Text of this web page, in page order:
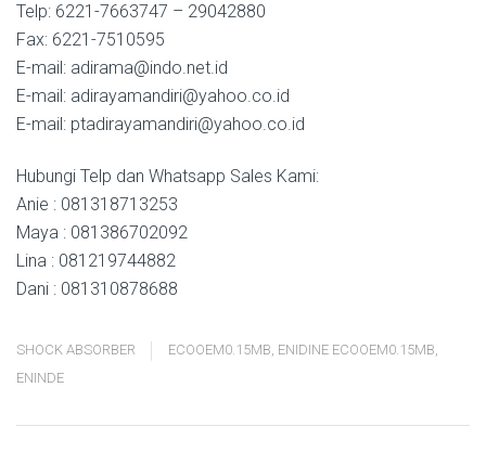
Telp: 6221-7663747 – 29042880
Fax: 6221-7510595
E-mail: adirama@indo.net.id
E-mail: adirayamandiri@yahoo.co.id
E-mail: ptadirayamandiri@yahoo.co.id
Hubungi Telp dan Whatsapp Sales Kami:
Anie : 081318713253
Maya : 081386702092
Lina : 081219744882
Dani : 081310878688
SHOCK ABSORBER ECOOEM0.15MB, ENIDINE ECOOEM0.15MB,
ENINDE